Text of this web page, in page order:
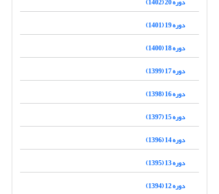
دوره 19 (1401)
دوره 18 (1400)
دوره 17 (1399)
دوره 16 (1398)
دوره 15 (1397)
دوره 14 (1396)
دوره 13 (1395)
دوره 12 (1394)